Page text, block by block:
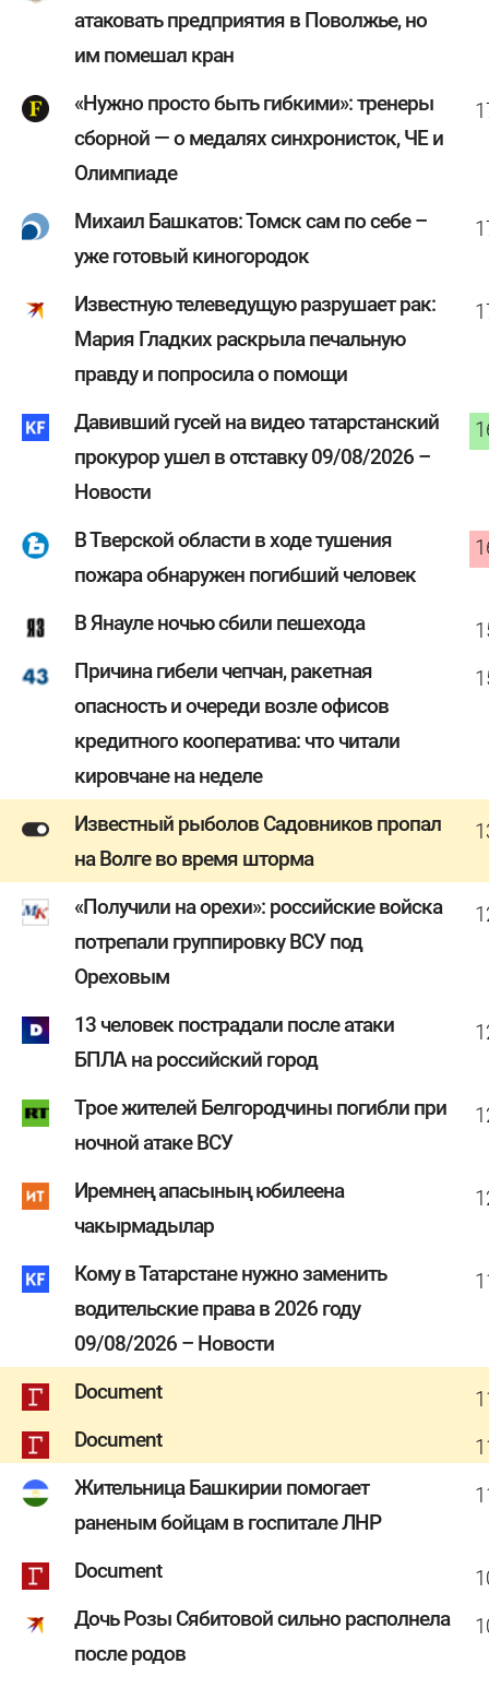
атаковать предприятия в Поволжье, но
им помешал кран
«Нужно просто быть гибкими»: тренеры
сборной — о медалях синхронисток, ЧЕ и
Олимпиаде
Михаил Башкатов: Томск сам по себе –
уже готовый киногородок
Известную телеведущую разрушает рак:
Мария Гладких раскрыла печальную
правду и попросила о помощи
Давивший гусей на видео татарстанский
прокурор ушел в отставку 09/08/2026 –
Новости
В Тверской области в ходе тушения
пожара обнаружен погибший человек
В Янауле ночью сбили пешехода
Причина гибели чепчан, ракетная
опасность и очереди возле офисов
кредитного кооператива: что читали
кировчане на неделе
Известный рыболов Садовников пропал
на Волге во время шторма
«Получили на орехи»: российские войска
потрепали группировку ВСУ под
Ореховым
13 человек пострадали после атаки
БПЛА на российский город
Трое жителей Белгородчины погибли при
ночной атаке ВСУ
Иремнең апасының юбилеена
чакырмадылар
Кому в Татарстане нужно заменить
водительские права в 2026 году
09/08/2026 – Новости
Document
Document
Жительница Башкирии помогает
раненым бойцам в госпитале ЛНР
Document
Дочь Розы Сябитовой сильно располнела
после родов